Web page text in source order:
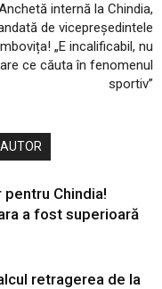
internă la Chindia,
de vicepreședintele
„E incalificabil, nu
are ce căuta în fenomenul
sportiv”
Chindia!
a fost superioară
retragerea de la